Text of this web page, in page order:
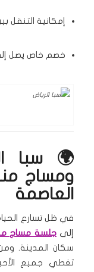
إمكانية التنقل
خصم خاص يصل إلى
🌍 سبا
ومساج
العاصمة
في ظل تسارع
إلىجلسة مساج
سكان المدينة.
تغطي جميع